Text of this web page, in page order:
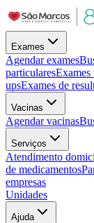
Exames
Agendar exames
particulares
upsExames de
Vacinas
Agendar vacinas
Serviços
Atendimento
de medicamentos
empresas
Unidades
Ajuda